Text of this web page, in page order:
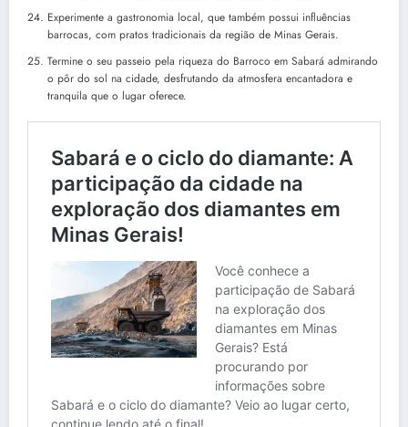
Experimente a gastronomia local, que também possui influências
barrocas, com pratos tradicionais da região de Minas Gerais.
Termine o seu passeio pela riqueza do Barroco em Sabará admirando
o pôr do sol na cidade, desfrutando da atmosfera encantadora e
tranquila que o lugar oferece.